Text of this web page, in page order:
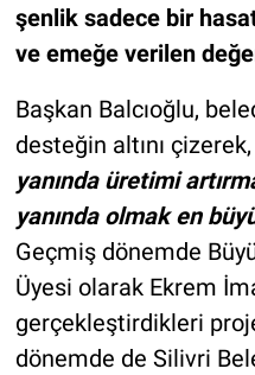
şenlik sadece bir
ve emeğe verilen
Başkan Balcıoğlu,
desteğin altını çizerek,
yanında üretimi
yanında olmak en
Geçmiş dönemde
Üyesi olarak Ekrem
gerçekleştirdikleri
dönemde de Silivri